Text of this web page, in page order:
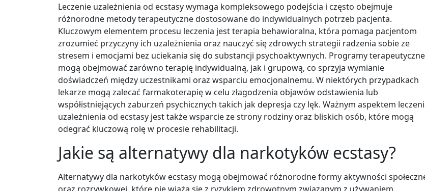
Leczenie uzależnienia od ecstasy wymaga kompleksowego podejścia i często obejmuje
różnorodne metody terapeutyczne dostosowane do indywidualnych potrzeb pacjenta.
Kluczowym elementem procesu leczenia jest terapia behawioralna, która pomaga pacjentom
zrozumieć przyczyny ich uzależnienia oraz nauczyć się zdrowych strategii radzenia sobie ze
stresem i emocjami bez uciekania się do substancji psychoaktywnych. Programy terapeutyczne
mogą obejmować zarówno terapię indywidualną, jak i grupową, co sprzyja wymianie
doświadczeń między uczestnikami oraz wsparciu emocjonalnemu. W niektórych przypadkach
lekarze mogą zalecać farmakoterapię w celu złagodzenia objawów odstawienia lub
współistniejących zaburzeń psychicznych takich jak depresja czy lęk. Ważnym aspektem
uzależnienia od ecstasy jest także wsparcie ze strony rodziny oraz bliskich osób, które mogą
odegrać kluczową rolę w procesie rehabilitacji.
Jakie są alternatywy dla narkotyków ecstasy?
Alternatywy dla narkotyków ecstasy mogą obejmować różnorodne formy aktywności